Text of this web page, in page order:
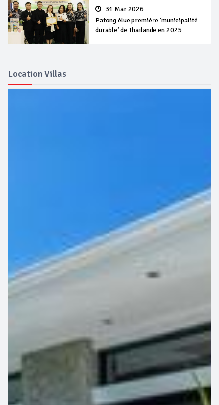
31 Mar 2026
Patong élue première ‘municipalité
durable’ de Thaïlande en 2025
Location Villas